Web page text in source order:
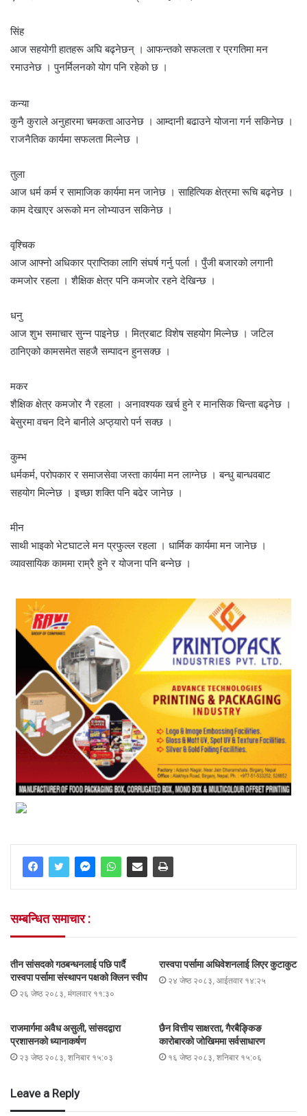
सिंह
आज सहयोगी हातहरू अघि बढ्नेछन् । आफन्तको सफलता र प्रगतिमा मन
रमाउनेछ । पुनर्मिलनको योग पनि रहेको छ ।
कन्या
कुनै कुराले अनुहारमा चमकता आउनेछ । आम्दानी बढाउने योजना गर्न सकिनेछ ।
राजनैतिक कार्यमा सफलता मिल्नेछ ।
तुला
आज धर्म कर्म र सामाजिक कार्यमा मन जानेछ । साहित्यिक क्षेत्रमा रूचि बढ्नेछ ।
काम देखाएर अरूको मन लोभ्याउन सकिनेछ ।
वृश्चिक
आज आफ्नो अधिकार प्राप्तिका लागि संघर्ष गर्नु पर्ला । पुँजी बजारको लगानी
कमजोर रहला । शैक्षिक क्षेत्र पनि कमजोर रहने देखिन्छ ।
धनु
आज शुभ समाचार सुन्न पाइनेछ । मित्रबाट विशेष सहयोग मिल्नेछ । जटिल
ठानिएको कामसमेत सहजै सम्पादन हुनसक्छ ।
मकर
शैक्षिक क्षेत्र कमजोर नै रहला । अनावश्यक खर्च हुने र मानसिक चिन्ता बढ्नेछ ।
बेसुरमा वचन दिने बानीले अप्ठ्यारो पर्न सक्छ ।
कुम्भ
धर्मकर्म, परोपकार र समाजसेवा जस्ता कार्यमा मन लाग्नेछ । बन्धु बान्धवबाट
सहयोग मिल्नेछ । इच्छा शक्ति पनि बढेर जानेछ ।
मीन
साथी भाइको भेटघाटले मन प्रफुल्ल रहला । धार्मिक कार्यमा मन जानेछ ।
व्यावसायिक काममा राम्रै हुने र योजना पनि बन्नेछ ।
सम्बन्धित समाचार :
तीन सांसदको गठबन्धनलाई पछि पार्दै
रास्वपा पर्सामा संस्थापन पक्षको क्लिन स्वीप
२६ जेष्ठ २०८३, मंगलवार ११:३०
रास्वपा पर्सामा अधिवेशनलाई लिएर कुटाकुट
२४ जेष्ठ २०८३, आईतवार १४:२५
राजमार्गमा अवैध असुली, सांसदद्वारा
प्रशासनको ध्यानाकर्षण
२३ जेष्ठ २०८३, शनिबार १५:०३
छैन वित्तीय साक्षरता, गैरबैङ्किङ
कारोबारको जोखिममा सर्वसाधारण
१६ जेष्ठ २०८३, शनिबार १५:०६
Leave a Reply